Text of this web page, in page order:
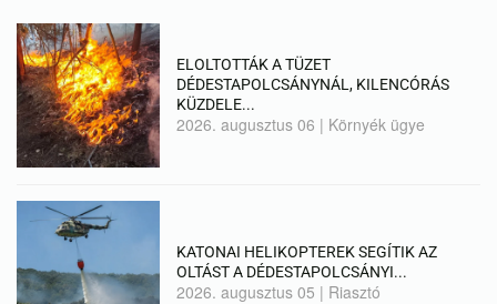
ELOLTOTTÁK A TÜZET
DÉDESTAPOLCSÁNYNÁL, KILENCÓRÁS
KÜZDELE...
2026. augusztus 06 | Környék ügye
KATONAI HELIKOPTEREK SEGÍTIK AZ
OLTÁST A DÉDESTAPOLCSÁNYI...
2026. augusztus 05 | Riasztó